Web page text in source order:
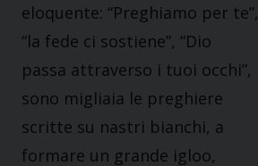
eloquente: “Preghiamo per te”,
“la fede ci sostiene”, “Dio
passa attraverso i tuoi occhi”,
sono migliaia le preghiere
scritte su nastri bianchi, a
formare un grande igloo,